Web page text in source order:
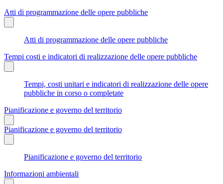
Atti di programmazione delle opere pubbliche
Atti di programmazione delle opere pubbliche
Tempi costi e indicatori di realizzazione delle opere pubbliche
Tempi, costi unitari e indicatori di realizzazione delle opere
pubbliche in corso o completate
Pianificazione e governo del territorio
Pianificazione e governo del territorio
Pianificazione e governo del territorio
Informazioni ambientali